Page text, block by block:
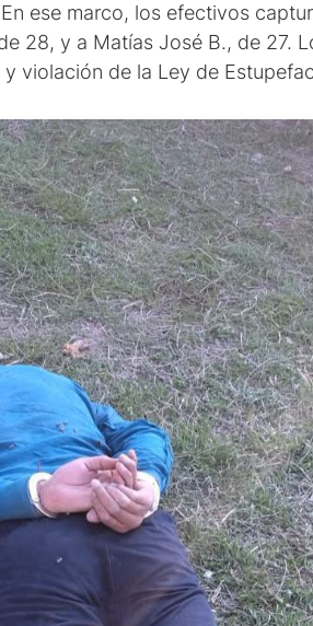
ese marco, los efectivos
28, y a Matías José B., de 27.
violación de la Ley de